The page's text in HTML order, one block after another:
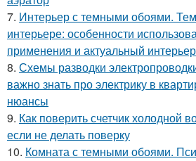
7. Интерьер с темными обоями.
интерьере: особенности
применения и актуальный
8. Схемы разводки
важно знать про электрику в
нюансы
9. Как поверить счетчик холодной
если не делать поверку
10. Комната с темными обоями.